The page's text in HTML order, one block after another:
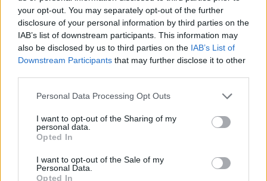
your opt-out. You may separately opt-out of the further
disclosure of your personal information by third parties on the
IAB’s list of downstream participants. This information may
also be disclosed by us to third parties on the IAB’s List of
Downstream Participants that may further disclose it to other
Please note that this website/app uses one or more Google
not limited to your visit or usage behaviour. You may click to
grant or deny consent to Google and its third-party tags to
use your data for below specified purposes in below Google
consent section.
Personal Data Processing Opt Outs
I want to opt-out of the Sharing of my
personal data.
Opted In
I want to opt-out of the Sale of my
Personal Data.
Opted In
O Πανιώνιος διέλυσε το Ψυχικό κι απολαμβάνει εκ νέου
τη... μοναξιά της κορυφή στην #EliteLeague,
εκμεταλλευόμενος την ήττα της...
Πανιώνιος – Δόξα Λευκάδας
Trophy)
05/JAN/24 18:36
Ο Πανιώνιος επικράτησε της Δόξα Λευκάδας (61-46) στο
στον τελικό του UNICEF Trophy.